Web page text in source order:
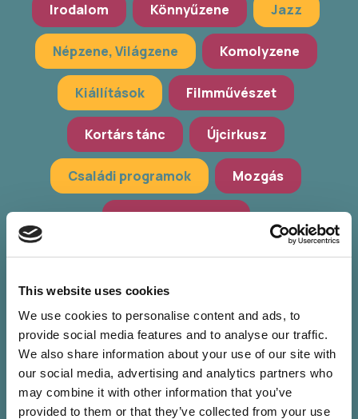
This website uses cookies
We use cookies to personalise content and ads, to
provide social media features and to analyse our traffic.
We also share information about your use of our site with
our social media, advertising and analytics partners who
may combine it with other information that you’ve
provided to them or that they’ve collected from your use
Irodalom Könnyűzene Jazz
Népzene, Világzene Komolyzene
Kiállítások Filmművészet
Kortárs tánc Újcirkusz
Családi programok Mozgás
Hagyományőrzés
Workshop, előadások Zöld programok